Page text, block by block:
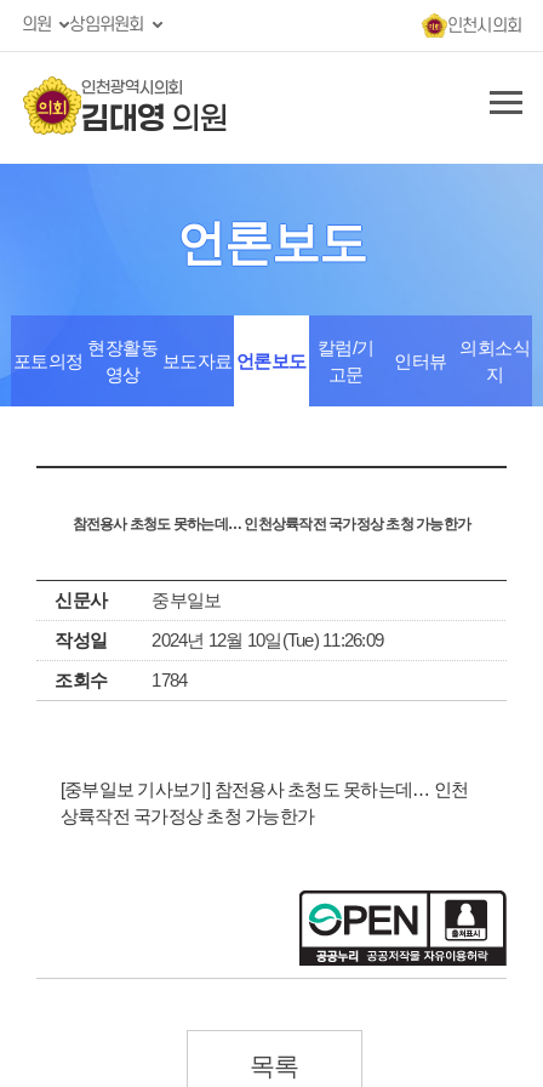
의원 상임위원회 인천시의회
인천광역시의회
김대영 의원
언론보도
포토의정
현장활동
영상
보도자료 언론보도
칼럼/기
고문
인터뷰
의회소식
지
참전용사 초청도 못하는데… 인천상륙작전 국가정상 초청 가능한가
신문사
중부일보
작성일
2024년 12월 10일(Tue) 11:26:09
조회수
1784
[중부일보 기사보기] 참전용사 초청도 못하는데… 인천
상륙작전 국가정상 초청 가능한가
목록